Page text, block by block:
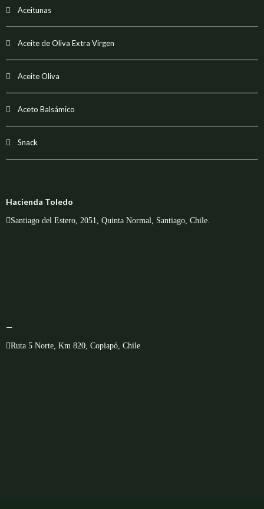
Aceitunas
Aceite de Oliva Extra Virgen
Aceite Oliva
Aceto Balsámico
Snack
Hacienda Toledo
Santiago del Estero, 2051, Quinta Normal, Santiago, Chile.
—
Ruta 5 Norte, Km 820, Copiapó, Chile